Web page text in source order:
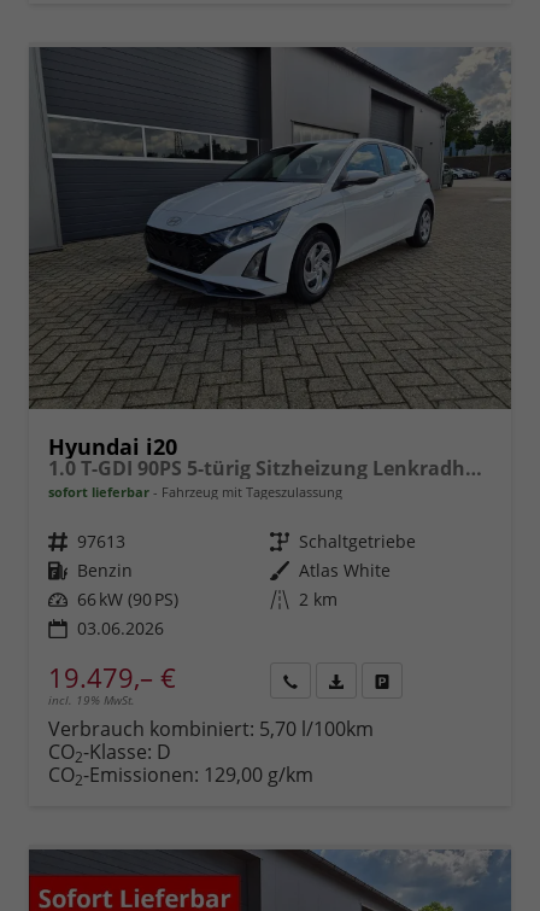
Hyundai i20
1.0 T-GDI 90PS 5-türig Sitzheizung Lenkradheizung Rückf.Kamera PDC Klima Apple CarPlay Android Auto Tempomat Touchscreen
sofort lieferbar Fahrzeug mit Tageszulassung
Fahrzeugnr. 97613 Getriebe Schaltgetriebe
Kraftstoff Benzin Außenfarbe Atlas White
Leistung 66 kW (90 PS) Kilometerstand 2 km
03.06.2026
19.479,– €
incl. 19% MwSt.
anfordern
Datei,
Verbrauch kombiniert: 5,70 l/100km
CO2-Klasse: D
CO2-Emissionen: 129,00 g/km